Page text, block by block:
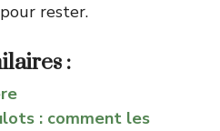
rester.
:
: comment les